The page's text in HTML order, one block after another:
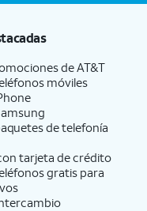
deAT&T
móviles
de telefonía
tarjeta de crédito
gratis para